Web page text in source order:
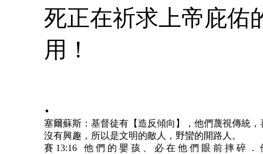
死正在祈求上帝庇佑
用！
.
塞爾蘇斯：基督徒有【造反傾向】，他們蔑視傳統
沒有興趣，所以是文明的敵人，野蠻的開路人。
賽 13:16 他 們 的 嬰 孩 、 必 在 他 們 眼 前 摔 碎 ．